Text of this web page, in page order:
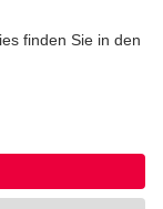
Barrierefreiheit